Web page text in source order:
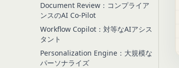
Document Review：コンプライア
ンスのAI Co-Pilot
Workflow Copilot：対等なAIアシス
タント
Personalization Engine：大規模な
パーソナライズ